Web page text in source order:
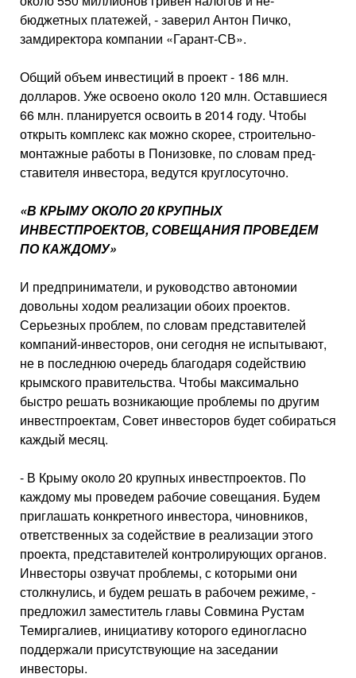
бюджетных платежей, - заверил Ан­тон Пичко,
замдиректора компании «Гарант-СВ».
Общий объем инвестиций в проект - 186 млн.
долларов. Уже освоено около 120 млн. Оставшиеся
66 млн. планируется освоить в 2014 году. Чтобы
открыть комплекс как можно скорее, строительно-
монтажные ра­боты в Понизовке, по словам пред­
ставителя инвестора, ведутся кру­глосуточно.
«В КРЫМУ ОКОЛО 20 КРУПНЫХ
ИНВЕСТПРОЕКТОВ, СОВЕЩАНИЯ ПРОВЕДЕМ
ПО КАЖДОМУ»
И предприниматели, и руковод­ство автономии
довольны ходом ре­ализации обоих проектов.
Серьезных проблем, по словам представителей
компаний-инвесторов, они сегодня не испытывают,
не в последнюю оче­редь благодаря содействию
крымско­го правительства. Чтобы максимально
быстро решать возникающие пробле­мы по другим
инвестпроектам, Совет инвесторов будет собираться
каждый месяц.
- В Крыму около 20 крупных инвест­проектов. По
каждому мы проведем рабочие совещания. Будем
пригла­шать конкретного инвестора, чинов­ников,
ответственных за содействие в реализации этого
проекта, предста­вителей контролирующих органов.
Инвесторы озвучат проблемы, с кото­рыми они
столкнулись, и будем ре­шать в рабочем режиме, -
предложил заместитель главы Совмина Рустам
Темиргалиев, инициативу которого единогласно
поддержали присутству­ющие на заседании
инвесторы.